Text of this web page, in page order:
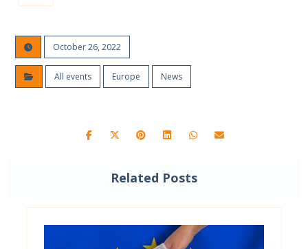
October 26, 2022
All events Europe News
Related Posts